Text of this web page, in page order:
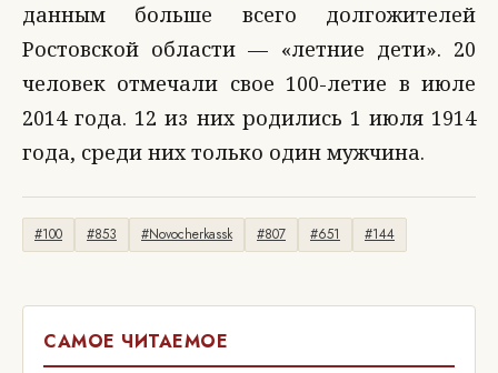
данным больше всего долгожителей
Ростовской области — «летние дети». 20
человек отмечали свое 100-летие в июле
2014 года. 12 из них родились 1 июля 1914
года, среди них только один мужчина.
#100 #853 #Novocherkassk #807 #651 #144
САМОЕ ЧИТАЕМОЕ